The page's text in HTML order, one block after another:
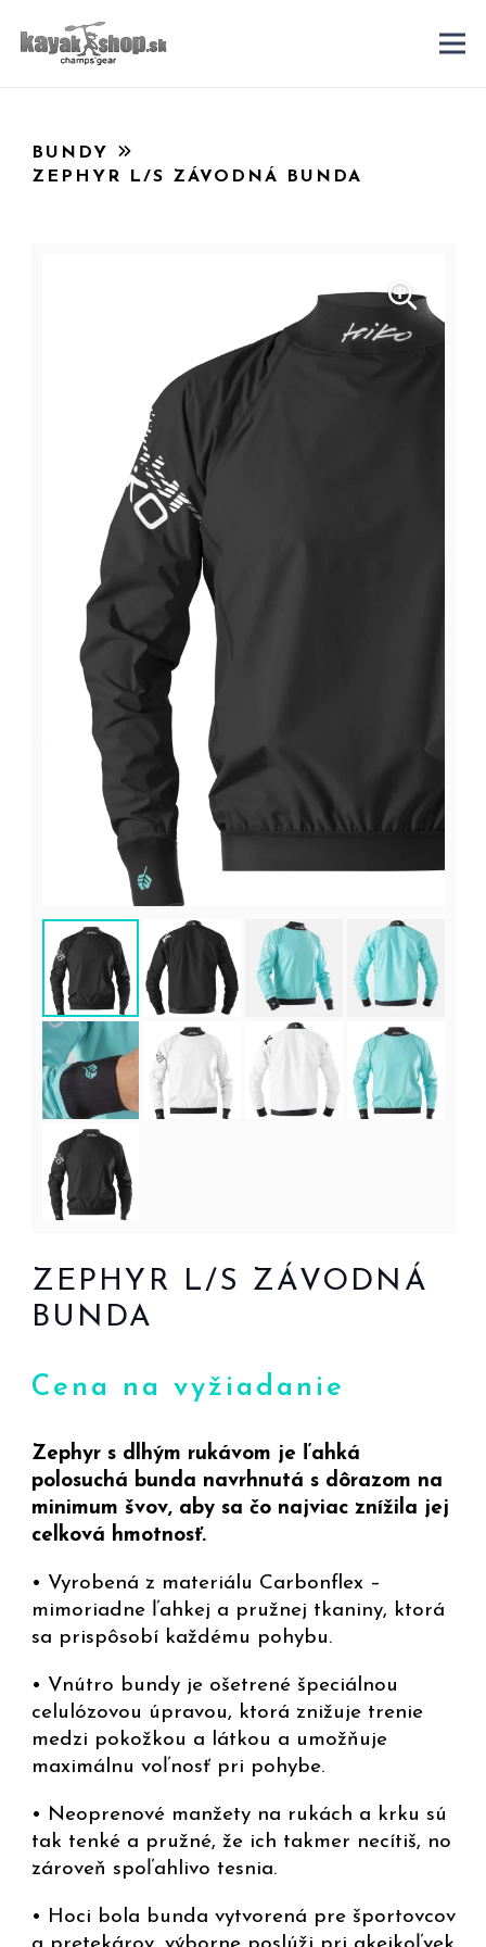
BUNDY
ZEPHYR L/S ZÁVODNÁ BUNDA
ZEPHYR L/S ZÁVODNÁ
BUNDA
Cena na vyžiadanie
Zephyr s dlhým rukávom je ľahká
polosuchá bunda navrhnutá s dôrazom na
minimum švov, aby sa čo najviac znížila jej
celková hmotnosť.
• Vyrobená z materiálu Carbonflex –
mimoriadne ľahkej a pružnej tkaniny, ktorá
sa prispôsobí každému pohybu.
• Vnútro bundy je ošetrené špeciálnou
celulózovou úpravou, ktorá znižuje trenie
medzi pokožkou a látkou a umožňuje
maximálnu voľnosť pri pohybe.
• Neoprenové manžety na rukách a krku sú
tak tenké a pružné, že ich takmer necítiš, no
zároveň spoľahlivo tesnia.
• Hoci bola bunda vytvorená pre športovcov